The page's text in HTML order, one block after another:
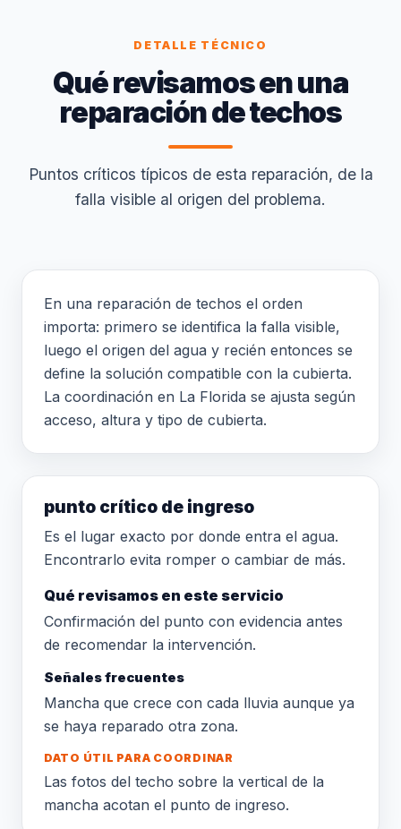
DETALLE TÉCNICO
Qué revisamos en una
reparación de techos
Puntos críticos típicos de esta reparación, de la
falla visible al origen del problema.
En una reparación de techos el orden
importa: primero se identifica la falla visible,
luego el origen del agua y recién entonces se
define la solución compatible con la cubierta.
La coordinación en La Florida se ajusta según
acceso, altura y tipo de cubierta.
punto crítico de ingreso
Es el lugar exacto por donde entra el agua.
Encontrarlo evita romper o cambiar de más.
Qué revisamos en este servicio
Confirmación del punto con evidencia antes
de recomendar la intervención.
Señales frecuentes
Mancha que crece con cada lluvia aunque ya
se haya reparado otra zona.
DATO ÚTIL PARA COORDINAR
Las fotos del techo sobre la vertical de la
mancha acotan el punto de ingreso.